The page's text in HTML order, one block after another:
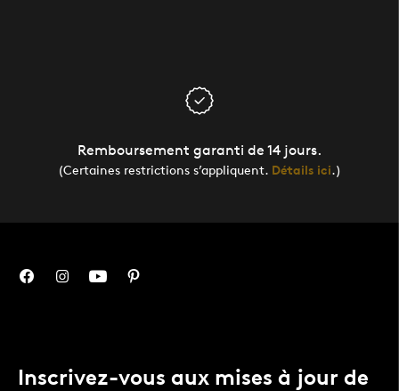
Remboursement garanti de 14 jours.
(Certaines restrictions s’appliquent. Détails ici.)
Inscrivez-vous aux mises à jour de